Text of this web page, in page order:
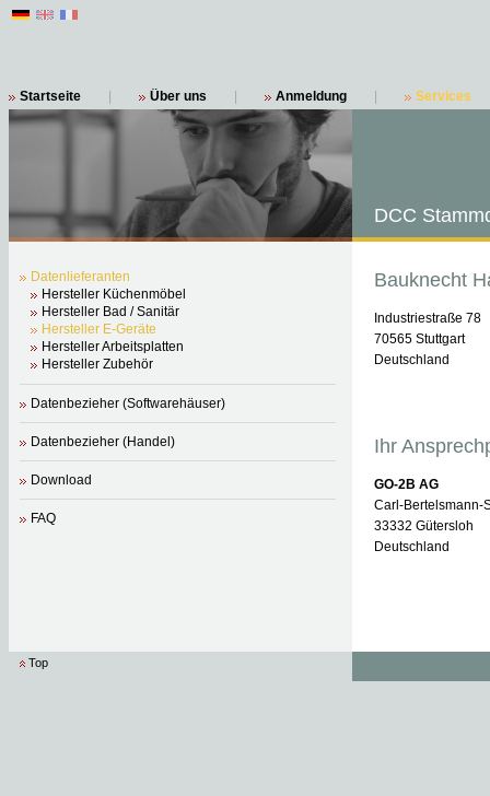
Startseite Über uns Anmeldung Services
Datenlieferanten
Hersteller Küchenmöbel
Hersteller Bad / Sanitär
Hersteller E-Geräte
Hersteller Arbeitsplatten
Hersteller Zubehör
Datenbezieher (Softwarehäuser)
Datenbezieher (Handel)
Download
FAQ
DCC
Bauknecht
Industriestraße 78
70565 Stuttgart
Deutschland
Ihr
GO-2B AG
Carl-Bertelsmann-
33332 Gütersloh
Deutschland
Top